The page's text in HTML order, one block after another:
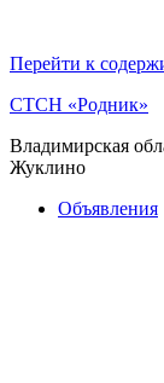
Перейти к
СТСН «Родник»
Владимирская
Жуклино
Объявления